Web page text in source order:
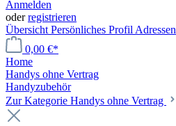
Anmelden
oderregistrieren
Übersicht Persönliches Profil Adressen
0,00 €*
Home
Handys ohne Vertrag
Handyzubehör
Zur Kategorie Handys ohne Vertrag